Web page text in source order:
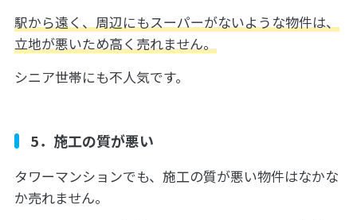
駅から遠く、周辺にもスーパーがないような物件は、
立地が悪いため高く売れません。
シニア世帯にも不人気です。
5．施工の質が悪い
タワーマンションでも、施工の質が悪い物件はなかな
か売れません。